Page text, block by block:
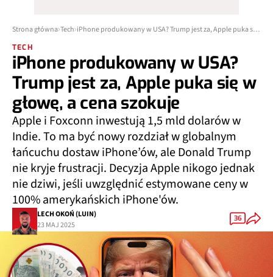
Strona główna Tech iPhone produkowany w USA? Trump jest za, Apple puka się w głowę, a cena szokuje
TECH
iPhone produkowany w USA?
Trump jest za, Apple puka się w
głowę, a cena szokuje
Apple i Foxconn inwestują 1,5 mld dolarów w
Indie. To ma być nowy rozdział w globalnym
łańcuchu dostaw iPhone’ów, ale Donald Trump
nie kryje frustracji. Decyzja Apple nikogo jednak
nie dziwi, jeśli uwzględnić estymowane ceny w
100% amerykańskich iPhone'ów.
LECH OKOŃ (LUIN)
23 MAJ 2025
36